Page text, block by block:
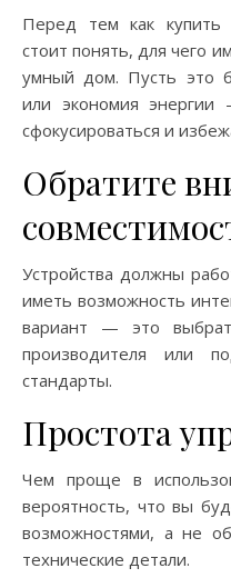
Перед тем как купить
стоит понять, для чего
умный дом. Пусть это
или экономия
сфокусироваться и
Обратите
Устройства должны
иметь возможность
вариант — это
производителя или
стандарты.
Простота
Чем проще в
вероятность, что вы
возможностями, а не
технические детали.